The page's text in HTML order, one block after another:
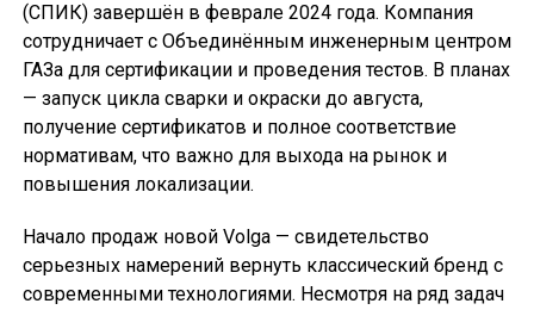
(СПИК) завершён в феврале 2024 года. Компания
сотрудничает с Объединённым инженерным центром
ГАЗа для сертификации и проведения тестов. В планах
— запуск цикла сварки и окраски до августа,
получение сертификатов и полное соответствие
нормативам, что важно для выхода на рынок и
повышения локализации.
Начало продаж новой Volga — свидетельство
серьезных намерений вернуть классический бренд с
современными технологиями. Несмотря на ряд задач